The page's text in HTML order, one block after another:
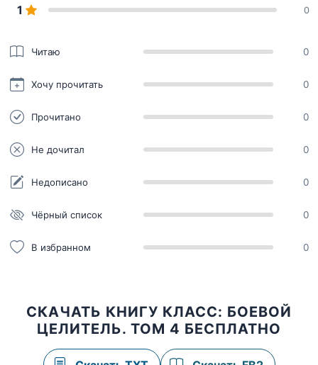
1 0
Читаю 0
Хочу прочитать 0
Прочитано 0
Не дочитал 0
Недописано 0
Чёрный список 0
В избранном 0
СКАЧАТЬ КНИГУ КЛАСС: БОЕВОЙ
ЦЕЛИТЕЛЬ. ТОМ 4 БЕСПЛАТНО